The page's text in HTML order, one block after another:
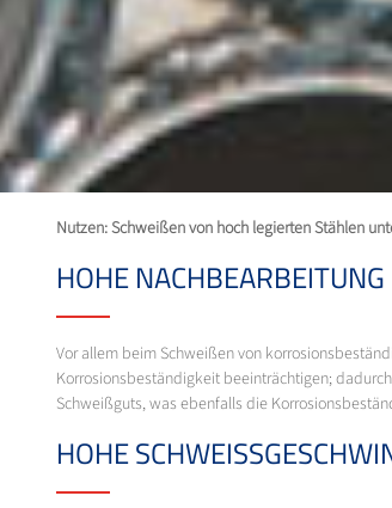
Nutzen: Schweißen von hoch legierten Stählen
HOHE
Vor allem beim Schweißen von
Korrosionsbeständigkeit beeinträchtigen;
Schweißguts, was ebenfalls die
HOHE